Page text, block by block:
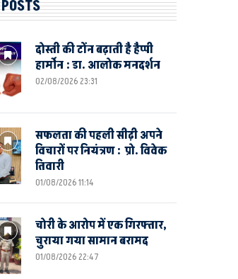
दोस्ती की टोंन बढ़ाती है हैप्पी
हार्मोन : डा. आलोक मनदर्शन
02/08/2026 23:31
सफलता की पहली सीढ़ी अपने
विचारों पर नियंत्रण : प्रो. विवेक
तिवारी
01/08/2026 11:14
चोरी के आरोप में एक गिरफ्तार,
चुराया गया सामान बरामद
01/08/2026 22:47